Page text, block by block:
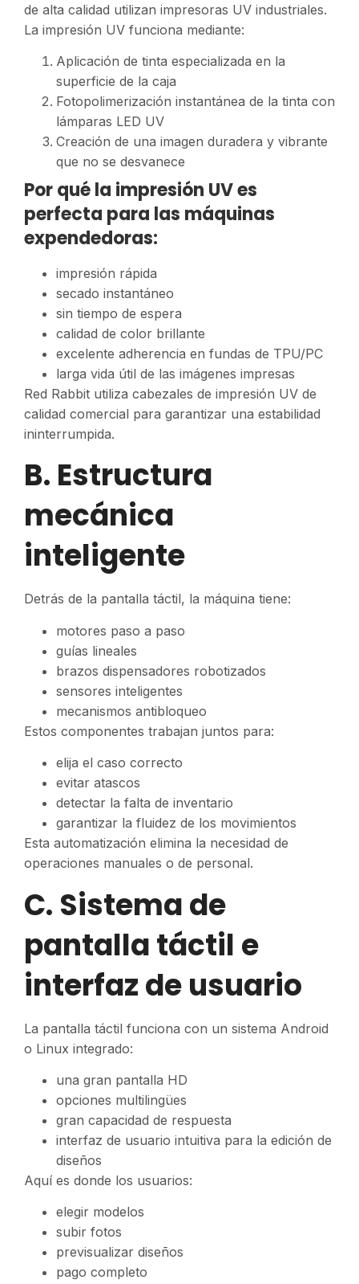
de alta calidad utilizan impresoras UV industriales.
La impresión UV funciona mediante:
Aplicación de tinta especializada en la
superficie de la caja
Fotopolimerización instantánea de la tinta con
lámparas LED UV
Creación de una imagen duradera y vibrante
que no se desvanece
Por qué la impresión UV es
perfecta para las máquinas
expendedoras:
impresión rápida
secado instantáneo
sin tiempo de espera
calidad de color brillante
excelente adherencia en fundas de TPU/PC
larga vida útil de las imágenes impresas
Red Rabbit utiliza cabezales de impresión UV de
calidad comercial para garantizar una estabilidad
ininterrumpida.
B. Estructura
mecánica
inteligente
Detrás de la pantalla táctil, la máquina tiene:
motores paso a paso
guías lineales
brazos dispensadores robotizados
sensores inteligentes
mecanismos antibloqueo
Estos componentes trabajan juntos para:
elija el caso correcto
evitar atascos
detectar la falta de inventario
garantizar la fluidez de los movimientos
Esta automatización elimina la necesidad de
operaciones manuales o de personal.
C. Sistema de
pantalla táctil e
interfaz de usuario
La pantalla táctil funciona con un sistema Android
o Linux integrado:
una gran pantalla HD
opciones multilingües
gran capacidad de respuesta
interfaz de usuario intuitiva para la edición de
diseños
Aquí es donde los usuarios:
elegir modelos
subir fotos
previsualizar diseños
pago completo